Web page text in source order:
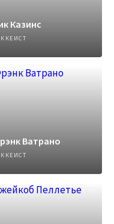
Казинс
Ватрано